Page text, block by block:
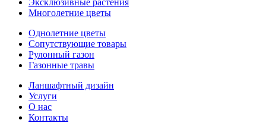
Многолетние цветы
Однолетние цветы
Сопутствующие товары
Рулонный газон
Газонные травы
Ланшафтный дизайн
Услуги
О нас
Контакты